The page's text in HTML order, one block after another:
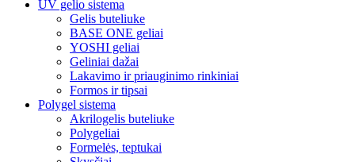
UV gelio sistema
Gelis buteliuke
BASE ONE geliai
YOSHI geliai
Geliniai dažai
Lakavimo ir priauginimo rinkiniai
Formos ir tipsai
Polygel sistema
Akrilogelis buteliuke
Polygeliai
Formelės, teptukai